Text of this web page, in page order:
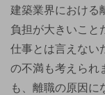
建築業界における
負担が大きいこと
仕事とは言えない
の不満も考えられ
も、離職の原因に